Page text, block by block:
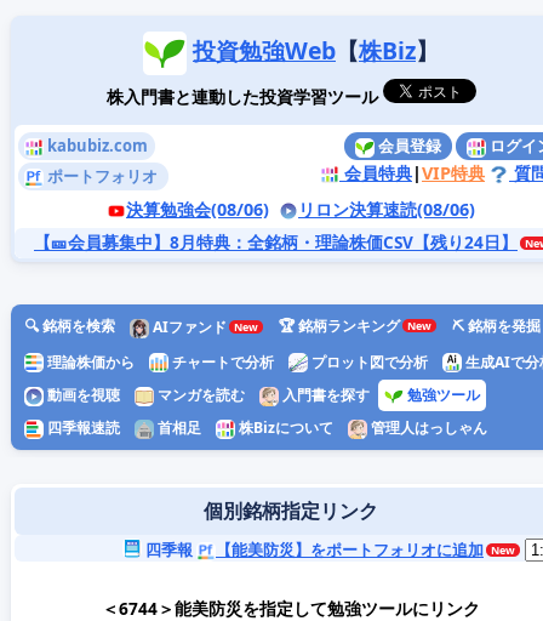
投資勉強Web 【株Biz】
株入門書と連動した投資学習ツール
kabubiz.com
ポートフォリオ
会員登録 ログイ
会員特典|VIP特典
質
決算勉強会(08/06)
リロン決算速読(08/06)
【🎫会員募集中】8月特典 ：全銘柄・理論株価CSV【残り24日】
🔍 銘柄を検索 AIファンド 🏆 銘柄ランキング
⛏️ 銘柄を発掘
理論株価から
チャートで分析 プロット図で分析
生成AIで分
動画を視聴
マンガを読む 入門書を探す
勉強ツール
四季報速読
首相足 株Bizについて 管理人はっしゃん
個別銘柄指定リンク
四季報 【能美防災】をポートフォリオに追加
＜6744＞能美防災を指定して勉強ツールにリンク